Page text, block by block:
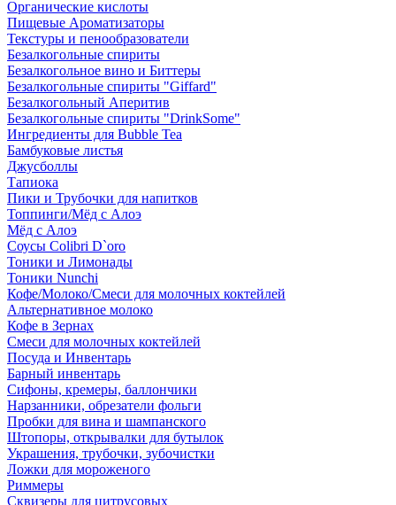
Органические кислоты
Пищевые Ароматизаторы
Текстуры и пенообразователи
Безалкогольные спириты
Безалкогольное вино и Биттеры
Безалкогольные спириты "Giffard"
Безалкогольный Аперитив
Безалкогольные спириты "DrinkSome"
Ингредиенты для Bubble Tea
Бамбуковые листья
Джусболлы
Тапиока
Пики и Трубочки для напитков
Топпинги/Мёд с Алоэ
Мёд с Алоэ
Соусы Colibri D`oro
Тоники и Лимонады
Тоники Nunchi
Кофе/Молоко/Смеси для молочных коктейлей
Альтернативное молоко
Кофе в Зернах
Смеси для молочных коктейлей
Посуда и Инвентарь
Барный инвентарь
Сифоны, кремеры, баллончики
Нарзанники, обрезатели фольги
Пробки для вина и шампанского
Штопоры, открывалки для бутылок
Украшения, трубочки, зубочистки
Ложки для мороженого
Риммеры
Сквизеры для цитрусовых